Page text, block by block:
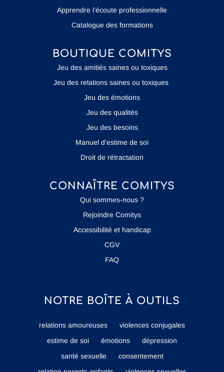
Apprendre l’écoute professionnelle
Catalogue des formations
BOUTIQUE COMITYS
Jeu des amitiés saines ou toxiques
Jeu des relations saines ou toxiques
Jeu des émotions
Jeu des qualités
Jeu des besoins
Manuel d'estime de soi
Droit de rétractation
CONNAÎTRE COMITYS
Qui sommes-nous ?
Rejoindre Comitys
Accessibilité et handicap
CGV
FAQ
NOTRE BOÎTE À OUTILS
relations amoureuses
violences conjugales
estime de soi
émotions
dépression
santé sexuelle
consentement